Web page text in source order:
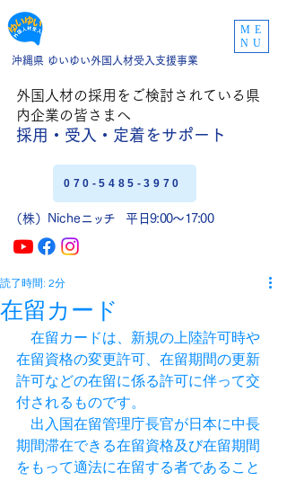
ME
NU
沖縄県 ゆいゆい外国人材受入支援事業
外国人材の採用をご検討されている県
内企業の皆さまへ
採用・受入・定着をサポート
070-5485-3970
（株）Nicheニッチ平日9:00〜17:00
在留カード
読了時間: 2分
在留カードは、新規の上陸許可時や
在留資格の変更許可、在留期間の更新
許可などの在留に係る許可に伴って交
付されるものです。
出入国在留管理庁長官が日本に中長
期間滞在できる在留資格及び在留期間
をもって適法に在留する者であること